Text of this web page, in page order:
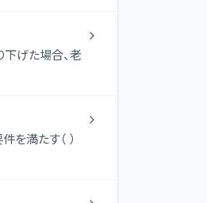
げた場合、老
満たす（ ）